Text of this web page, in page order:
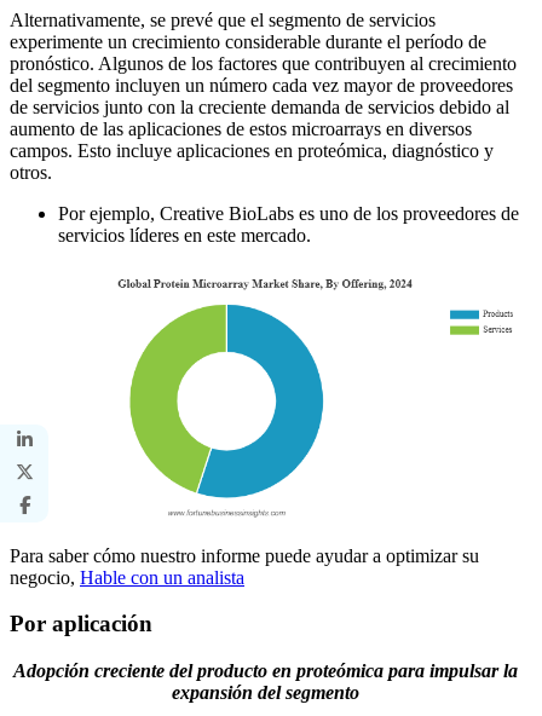
Alternativamente, se prevé que el segmento de servicios
experimente un crecimiento considerable durante el período de
pronóstico. Algunos de los factores que contribuyen al crecimiento
del segmento incluyen un número cada vez mayor de proveedores
de servicios junto con la creciente demanda de servicios debido al
aumento de las aplicaciones de estos microarrays en diversos
campos. Esto incluye aplicaciones en proteómica, diagnóstico y
otros.
Por ejemplo, Creative BioLabs es uno de los proveedores de
servicios líderes en este mercado.
Para saber cómo nuestro informe puede ayudar a optimizar su
negocio, Hable con un analista
Por aplicación
Adopción creciente del producto en proteómica para impulsar la
expansión del segmento